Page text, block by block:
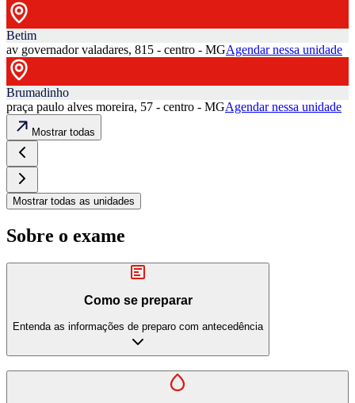
Betim
av governador valadares, 815 - centro - MGAgendar nessa unidade
Brumadinho
praça paulo alves moreira, 57 - centro - MGAgendar nessa unidade
Mostrar todas
Mostrar todas as unidades
Sobre o exame
Como se preparar
Entenda as informações de preparo com antecedência